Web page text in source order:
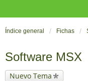
Índice general Fichas
Software MSX
Nuevo Tema